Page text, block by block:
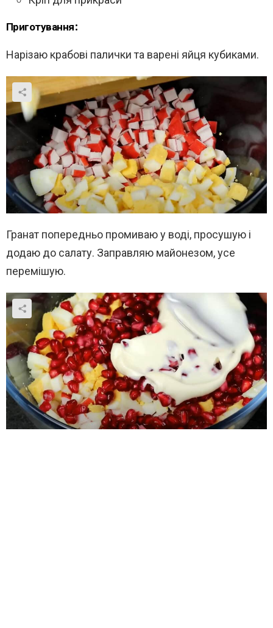
Приготування:
Нарізаю крабові палички та варені яйця кубиками.
Гранат попередньо промиваю у воді, просушую і
додаю до салату. Заправляю майонезом, усе
перемішую.